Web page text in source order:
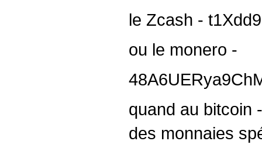
le Zcash -
ou le monero -
quand au bitcoin
des monnaies